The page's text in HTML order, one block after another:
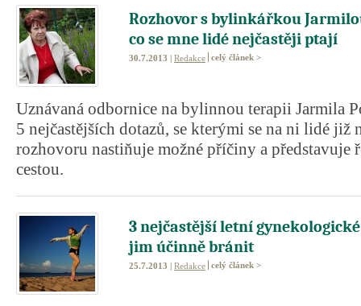
Rozhovor s bylinkářkou
co se mne lidé nejčastěji ptají
30.7.2013 | Redakce celý článek >
Uznávaná odbornice na bylinnou terapii Jarmila
5 nejčastějších dotazů, se kterými se na ni lidé
rozhovoru nastiňuje možné příčiny a představuje
cestou.
3 nejčastější letní
jim účinně bránit
25.7.2013 | Redakce celý článek >